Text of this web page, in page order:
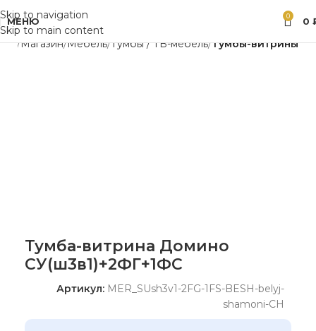
Skip to navigation
Skip to main content
МЕНЮ 0 0
Магазин Мебель Тумбы / ТВ-мебель Тумбы-витрины
Тумба-витрина Домино
СУ(ш3в1)+2ФГ+1ФС
Артикул: MER_SUsh3v1-2FG-1FS-BESH-belyj-
shamoni-CH